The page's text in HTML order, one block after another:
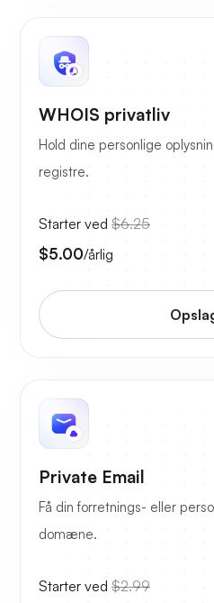
WHOIS privatliv
Hold dine personlige
registre.
Starter ved $6.25
$5.00/årlig
Private Email
Få din forretnings- eller
domæne.
Starter ved $2.99